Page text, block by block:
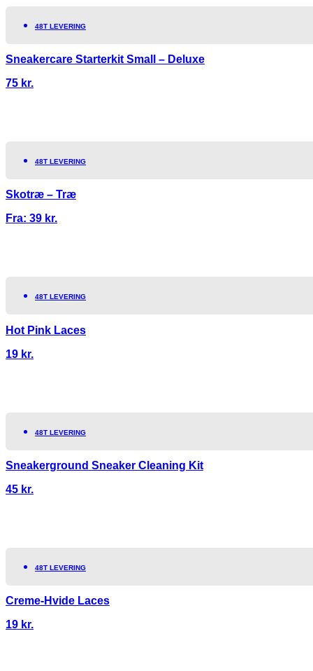
48T LEVERING
Sneakercare Starterkit Small – Deluxe
75 kr.
48T LEVERING
Skotræ – Træ
Fra: 39 kr.
48T LEVERING
Hot Pink Laces
19 kr.
48T LEVERING
Sneakerground Sneaker Cleaning Kit
45 kr.
48T LEVERING
Creme-Hvide Laces
19 kr.